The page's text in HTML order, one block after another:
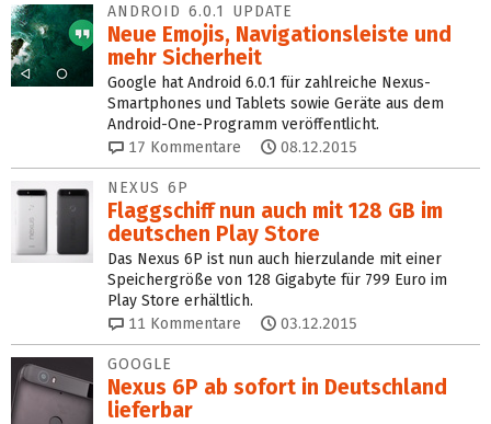
ANDROID 6.0.1 UPDATE
Neue Emojis, Navigationsleiste und
mehr Sicherheit
Google hat Android 6.0.1 für zahlreiche Nexus-
Smartphones und Tablets sowie Geräte aus dem
Android-One-Programm veröffentlicht.
17 Kommentare 08.12.2015
NEXUS 6P
Flaggschiff nun auch mit 128 GB im
deutschen Play Store
Das Nexus 6P ist nun auch hierzulande mit einer
Speichergröße von 128 Gigabyte für 799 Euro im
Play Store erhältlich.
11 Kommentare 03.12.2015
GOOGLE
Nexus 6P ab sofort in Deutschland
lieferbar